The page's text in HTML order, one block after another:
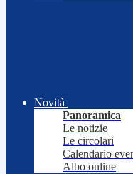
Novità
Panoramica
Le notizie
Le circolari
Calendario
Albo online